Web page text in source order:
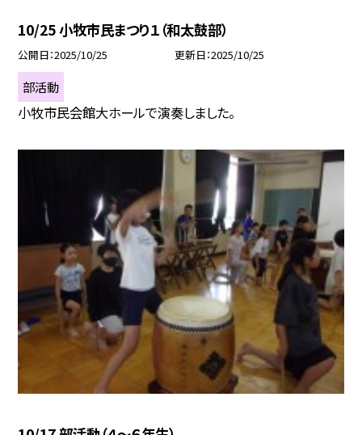
10/25 小牧市民まつり１（和太鼓部）
公開日 2025/10/25 更新日 2025/10/25
部活動
小牧市民会館大ホールで演奏しました。